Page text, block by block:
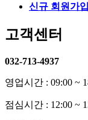
신규 회원가
고객센터
032-713-4937
영업시간 : 09:00 ~
점심시간 : 12:00 ~